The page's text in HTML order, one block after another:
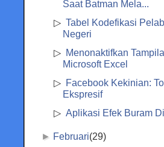
Saat Batman Mela...
Tabel Kodefikasi
Negeri
Menonaktifkan
Microsoft Excel
Facebook Kekinian:
Ekspresif
Aplikasi Efek Buram
► Februari(29)